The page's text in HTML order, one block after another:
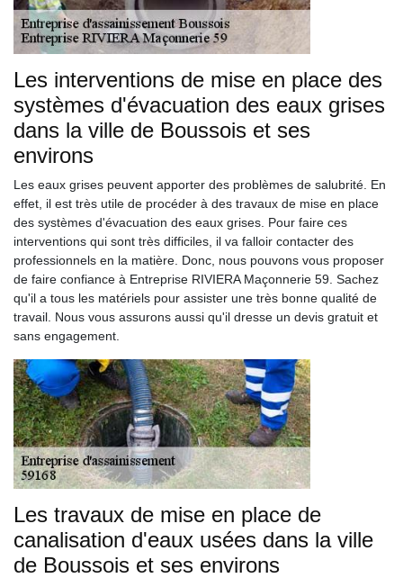
Les interventions de mise en place des
systèmes d'évacuation des eaux grises
dans la ville de Boussois et ses
environs
Les eaux grises peuvent apporter des problèmes de salubrité. En
effet, il est très utile de procéder à des travaux de mise en place
des systèmes d'évacuation des eaux grises. Pour faire ces
interventions qui sont très difficiles, il va falloir contacter des
professionnels en la matière. Donc, nous pouvons vous proposer
de faire confiance à Entreprise RIVIERA Maçonnerie 59. Sachez
qu'il a tous les matériels pour assister une très bonne qualité de
travail. Nous vous assurons aussi qu'il dresse un devis gratuit et
sans engagement.
Les travaux de mise en place de
canalisation d'eaux usées dans la ville
de Boussois et ses environs